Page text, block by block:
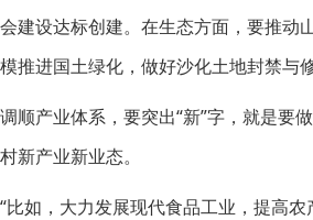
会建设达标创建。在生态方面，要推动
模推进国土绿化，做好沙化土地封禁与修
调顺产业体系，要突出“新”字，就是要
村新产业新业态。
“比如，大力发展现代食品工业，提高